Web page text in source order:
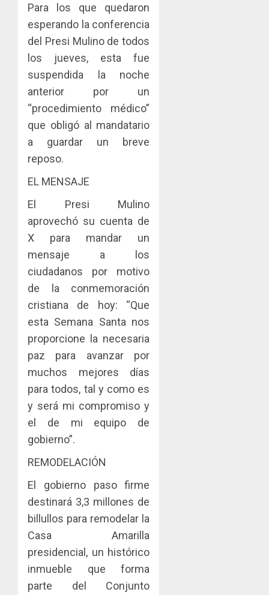
Para los que quedaron
esperando la conferencia
del Presi Mulino de todos
los jueves, esta fue
suspendida la noche
anterior por un
“procedimiento médico”
que obligó al mandatario
a guardar un breve
reposo.
EL MENSAJE
El Presi Mulino
aprovechó su cuenta de
X para mandar un
mensaje a los
ciudadanos por motivo
de la conmemoración
cristiana de hoy: “Que
esta Semana Santa nos
proporcione la necesaria
paz para avanzar por
muchos mejores días
para todos, tal y como es
y será mi compromiso y
el de mi equipo de
gobierno”.
REMODELACIÓN
El gobierno paso firme
destinará 3,3 millones de
billullos para remodelar la
Casa Amarilla
presidencial, un histórico
inmueble que forma
parte del Conjunto